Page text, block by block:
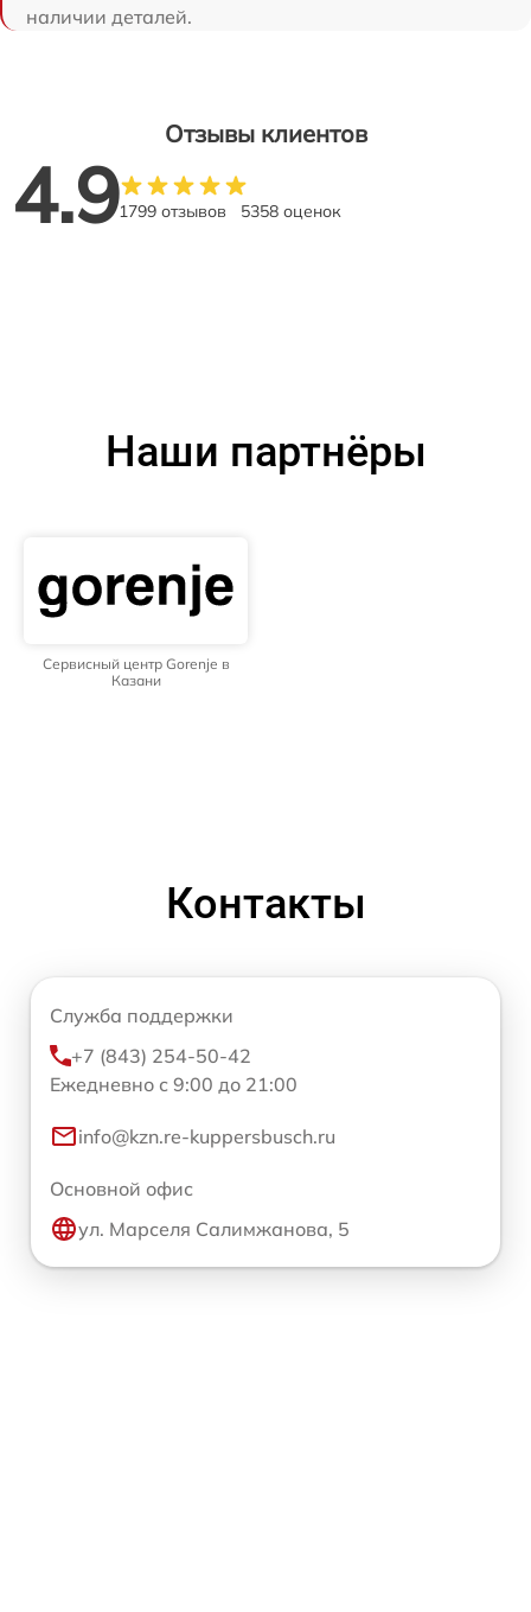
наличии деталей.
Отзывы клиентов
4.91799 отзывов 5358 оценок
Наши партнёры
Сервисный центр Gorenje в
Казани
Контакты
Служба поддержки
+7 (843) 254-50-42
Ежедневно с 9:00 до 21:00
info@kzn.re-kuppersbusch.ru
Основной офис
ул. Марселя Салимжанова, 5